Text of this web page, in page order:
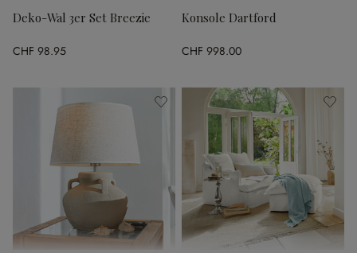
Deko-Wal 3er Set Breezie
CHF 98.95
Konsole Dartford
CHF 998.00